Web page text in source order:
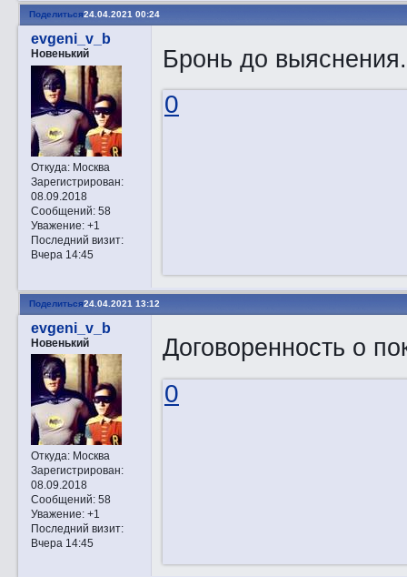
Поделиться24.04.2021 00:24
evgeni_v_b
Новенький
Откуда:Москва
Зарегистрирован:
08.09.2018
Сообщений:58
Уважение: +1
Последний визит:
Вчера 14:45
Бронь до выяснения.
0
Поделиться24.04.2021 13:12
evgeni_v_b
Новенький
Откуда:Москва
Зарегистрирован:
08.09.2018
Сообщений:58
Уважение: +1
Последний визит:
Вчера 14:45
Договоренность о
0